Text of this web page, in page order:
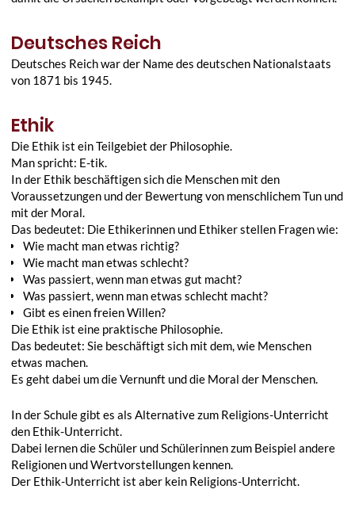
Deutsches Reich
Deutsches Reich war der Name des deutschen Nationalstaats
von 1871 bis 1945.
Ethik
Die Ethik ist ein Teilgebiet der Philosophie.
Man spricht: E-tik.
In der Ethik beschäftigen sich die Menschen mit den
Voraussetzungen und der Bewertung von menschlichem Tun und
mit der Moral.
Das bedeutet: Die Ethikerinnen und Ethiker stellen Fragen wie:
Wie macht man etwas richtig?
Wie macht man etwas schlecht?
Was passiert, wenn man etwas gut macht?
Was passiert, wenn man etwas schlecht macht?
Gibt es einen freien Willen?
Die Ethik ist eine praktische Philosophie.
Das bedeutet: Sie beschäftigt sich mit dem, wie Menschen
etwas machen.
Es geht dabei um die Vernunft und die Moral der Menschen.
In der Schule gibt es als Alternative zum Religions-Unterricht
den Ethik-Unterricht.
Dabei lernen die Schüler und Schülerinnen zum Beispiel andere
Religionen und Wertvorstellungen kennen.
Der Ethik-Unterricht ist aber kein Religions-Unterricht.